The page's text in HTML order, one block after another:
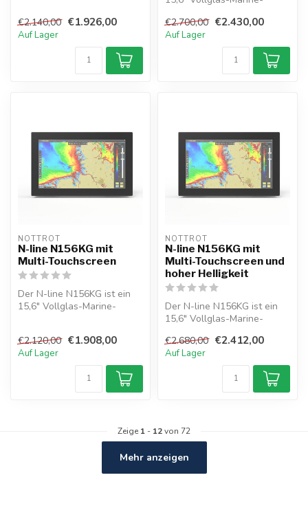
€2.140,00 €1.926,00
Auf Lager
M...
€2.700,00 €2.430,00
Auf Lager
NOTTROT
N-line N156KG mit
Multi-Touchscreen
Der N-line N156KG ist ein
15,6" Vollglas-Marine-
€2.120,00 €1.908,00
Auf Lager
NOTTROT
N-line N156KG mit
Multi-Touchscreen und
hoher Helligkeit
Der N-line N156KG ist ein
15,6" Vollglas-Marine-
Mu...
€2.680,00 €2.412,00
Auf Lager
Zeige 1 - 12von 72
Mehr anzeigen